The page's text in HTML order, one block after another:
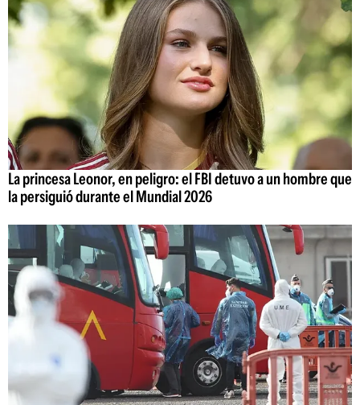
La princesa Leonor, en peligro: el FBI detuvo a un hombre que
la persiguió durante el Mundial 2026